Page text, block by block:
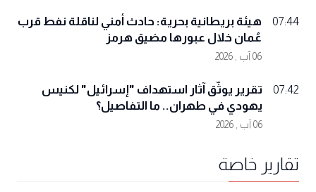
07:44
هيئة بريطانية بحرية: حادث أمني لناقلة نفط قرب
عُمان خلال عبورها مضيق هرمز
06 آب , 2026
07:42
تقرير يوثّق آثار استهداف "إسرائيل" لكنيس
يهودي في طهران.. ما التفاصيل؟
06 آب , 2026
تقارير خاصة